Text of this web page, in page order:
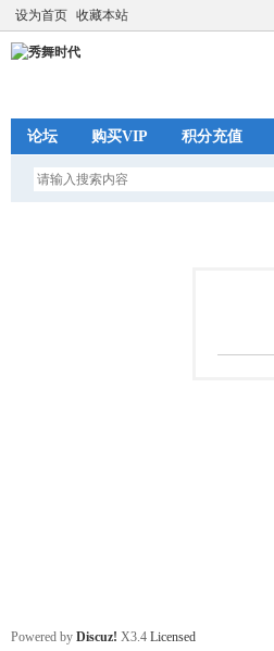
设为首页 收藏本站
论坛 购买VIP 积分充值
Powered by Discuz! X3.4 Licensed